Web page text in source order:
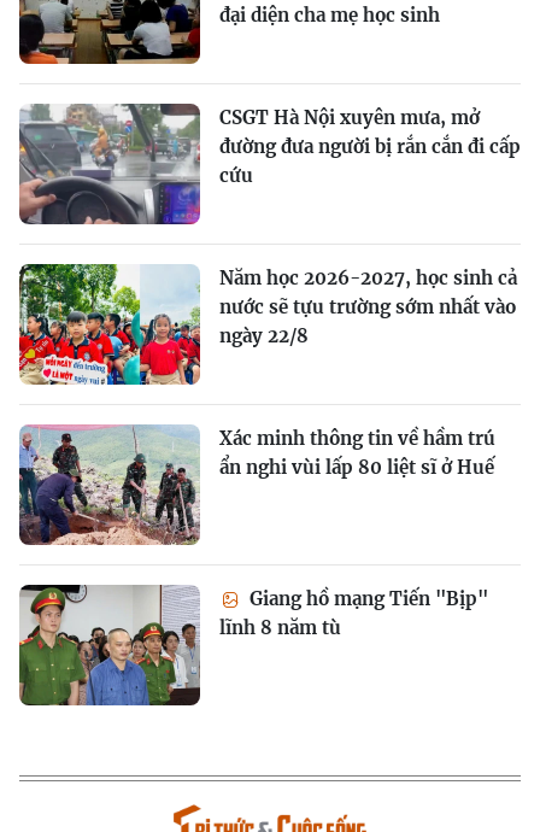
đại diện cha mẹ học sinh
CSGT Hà Nội xuyên mưa, mở
đường đưa người bị rắn cắn đi cấp
cứu
Năm học 2026-2027, học sinh cả
nước sẽ tựu trường sớm nhất vào
ngày 22/8
Xác minh thông tin về hầm trú
ẩn nghi vùi lấp 80 liệt sĩ ở Huế
Giang hồ mạng Tiến "Bịp"
lĩnh 8 năm tù